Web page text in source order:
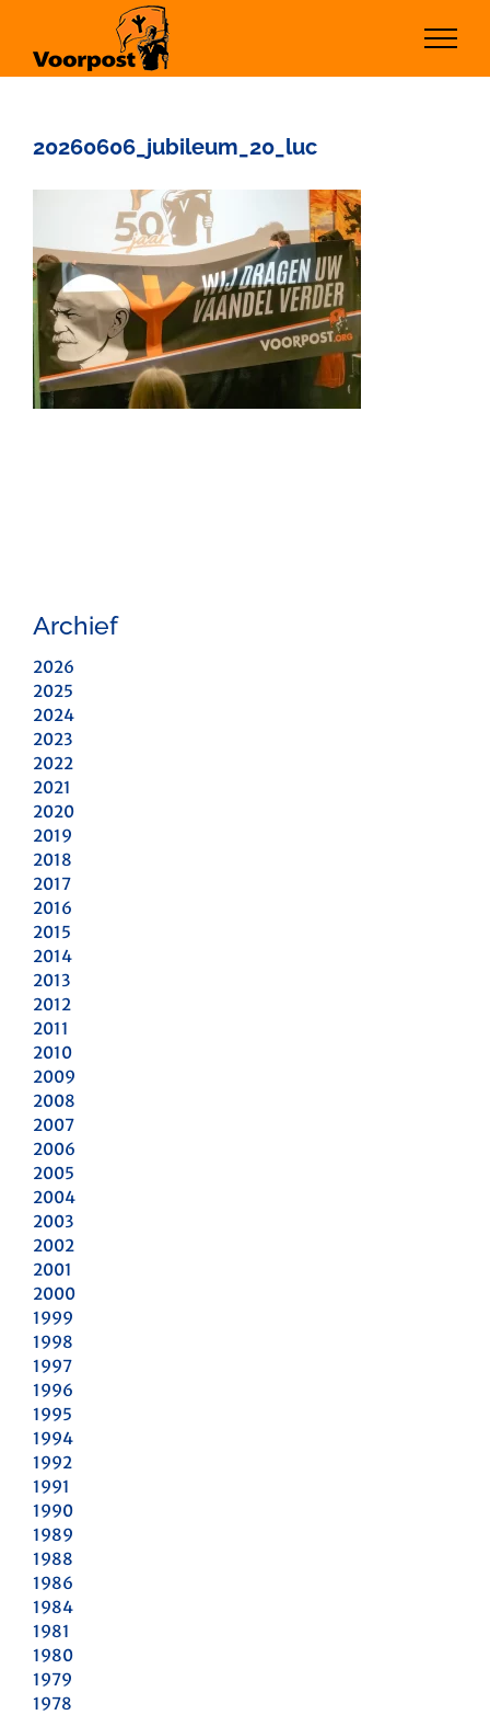
inhoud
20260606_jubileum_20_luc
Archief
2026
2025
2024
2023
2022
2021
2020
2019
2018
2017
2016
2015
2014
2013
2012
2011
2010
2009
2008
2007
2006
2005
2004
2003
2002
2001
2000
1999
1998
1997
1996
1995
1994
1992
1991
1990
1989
1988
1986
1984
1981
1980
1979
1978